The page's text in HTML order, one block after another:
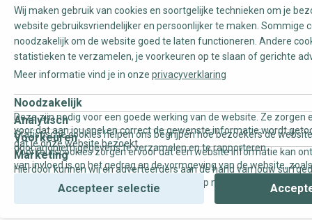
Wij maken gebruik van cookies en soortgelijke technieken om je
website gebruiksvriendelijker en persoonlijker te maken. Sommige
noodzakelijk om de website goed te laten functioneren. Andere
statistieken te verzamelen, je voorkeuren op te slaan of gerichte
Meer informatie vind je in onze privacyverklaring
Noodzakelijk
Deze zijn nodig voor een goede werking van de website. Ze zorgen
voor dat aan jou snel en correct de gewenste informatie wordt
dat je onze website bezoekt.
Analytisch
Statistische cookies helpen ons begrijpen hoe bezoekers de
door anoniem gegevens te verzamelen en te rapporteren.
Voorkeuren
Voorkeurscookies zorgen ervoor dat een website informatie kan
van invloed is op het gedrag en de vormgeving van de website,
Marketing
Hierdoor kunnen wij en adverteerders aan de hand van jouw
gepersonaliseerde online advertenties en op maat gemaakte
Accepteer selectie